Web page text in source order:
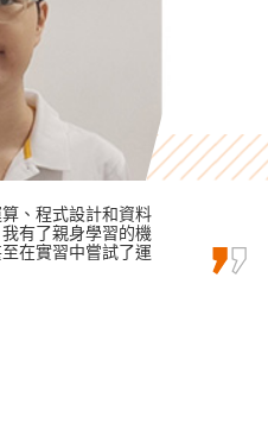
旅遊和酒店業產生
技能和知識，都將
) 理學士組合課程 (酒店管理)
、程式設計和資料
有了親身學習的機
在實習中嘗試了運
這間書院。奮鬥兩
、友愛的戰友。他
不少新知識，亦使
書院最美的風景大